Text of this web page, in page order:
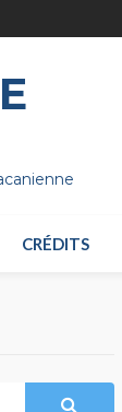
CRÉDITS